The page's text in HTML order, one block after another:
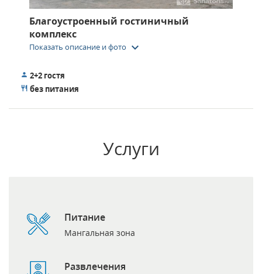
Благоустроенный гостиничный
комплекс
Показать описание и фото keyboard_arrow_down
2+2 гостя
без питания
Услуги
Питание
Мангальная зона
Развлечения